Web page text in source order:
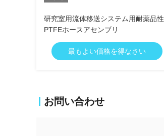
研究室用流体移送システム用耐薬品性
PTFEホースアセンブリ
最もよい価格を得なさい
お問い合わせ